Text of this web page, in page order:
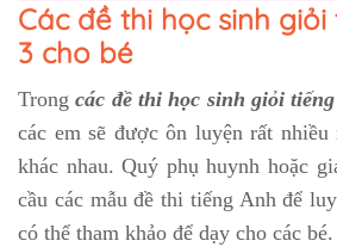
Các đề thi học sinh
3 cho bé
Trongcác đề thi học sinh giỏi
các em sẽ được ôn luyện rất
khác nhau. Quý phụ huynh hoặc
cầu các mẫu đề thi tiếng Anh để
có thể tham khảo để dạy cho các bé.